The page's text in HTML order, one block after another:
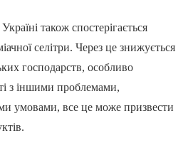
також спостерігається
селітри. Через це знижується
господарств, особливо
з іншими проблемами,
умовами, все це може призвести